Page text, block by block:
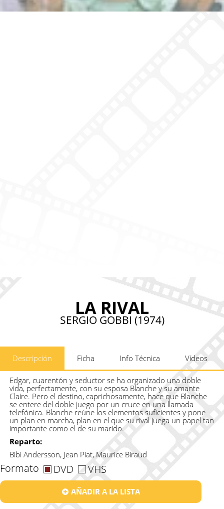
LA RIVAL
SERGIO GOBBI (1974)
Descripción Ficha Info Técnica Vídeos
Edgar, cuarentón y seductor se ha organizado una doble
vida, perfectamente, con su esposa Blanche y su amante
Claire. Pero el destino, caprichosamente, hace que Blanche
se entere del doble juego por un cruce en una llamada
telefónica. Blanche reúne los elementos suficientes y pone
un plan en marcha, plan en el que su rival juega un papel tan
importante como el de su marido.
Reparto:
Bibi Andersson, Jean Piat, Maurice Biraud
Formato DVD VHS
AÑADIR A LA LISTA